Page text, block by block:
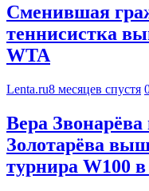
Сменившая
теннисистка
WTA
Lenta.ru8 месяцев спустя
Вера Звонарёва
Золотарёва
турнира W100